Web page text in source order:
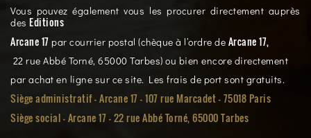
Vous pouvez également vous les procurer directement auprès
des Editions
Arcane 17 par courrier postal (chèque à l’ordre de Arcane 17,
22 rue Abbé Torné, 65000 Tarbes) ou bien encore directement
par achat en ligne sur ce site. Les frais de port sont gratuits.
Siège administratif - Arcane 17 - 107 rue Marcadet - 75018 Paris
Siège social -Arcane 17 - 22 rue Abbé Torné, 65000 Tarbes